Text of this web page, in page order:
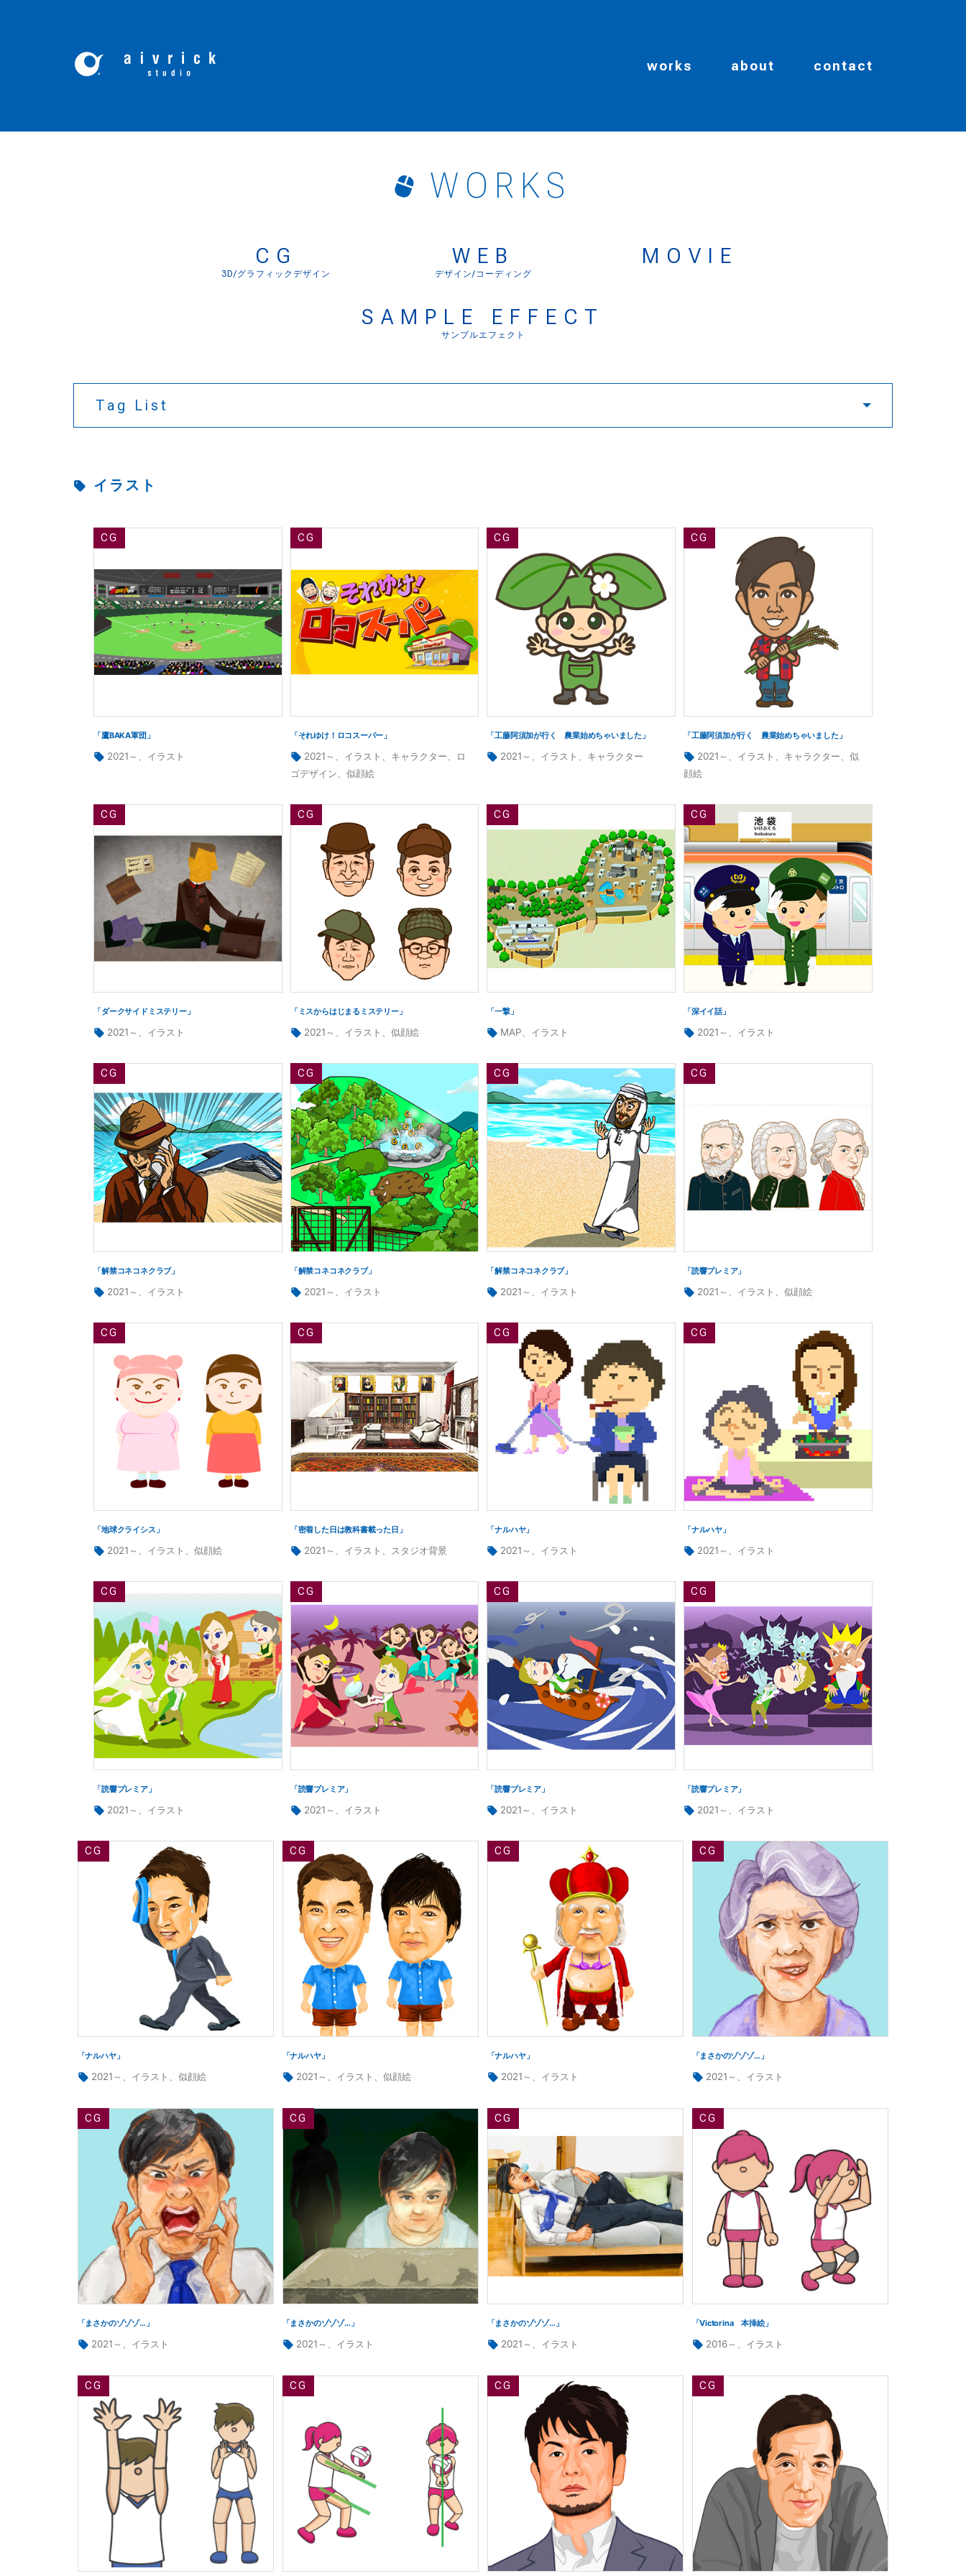
works about contact
WORKS
CG
3D/グラフィックデザイン
WEB
デザイン/コーディング
MOVIE
SAMPLE EFFECT
サンプルエフェクト
Tag List
イラスト
「鷹BAKA軍団」
タ
2021～ イラスト
「それゆけ！ロコスーパー」
タ
グ:
2021～ イラスト キャラクター
ロ
ゴデザイン
似顔絵
「工藤阿須加が行く 農業始めちゃいました」
タ
2021～ イラスト キャラクター
「工藤阿須加が行く 農業始めちゃいました」
タ
グ:
2021～ イラスト キャラクター
似
顔絵
「ダークサイドミステリー」
タ
2021～ 、 イラスト
「ミスからはじまるミステリー」
タ
2021～ 、 イラスト 、 似顔絵
「一撃」
タ
MAP、 イラスト
「深イイ話」
タ
2021～ 、 イラスト
「解禁コネコネクラブ」
タ
2021～ イラスト
「解禁コネコネクラブ」
タ
2021～ イラスト
「解禁コネコネクラブ」
タ
2021～ イラスト
「読響プレミア」
タ
2021～ イラスト 似顔絵
「地球クライシス」
タ
2021～ 、 イラスト 、似顔絵
「密着した日は教科書載った日」
タ
2021～ 、 イラスト 、 スタジオ背景
「ナルハヤ」
タ
2021～ 、 イラスト
「ナルハヤ」
タ
2021～ 、 イラスト
「読響プレミア」
タ
2021～ イラスト
「読響プレミア」
タ
2021～ イラスト
「読響プレミア」
タ
2021～ イラスト
「読響プレミア」
タ
2021～ イラスト
ー
ジ
送
り
「ナルハヤ」
タ
2021～ 、 イラスト 、 似顔絵
「ナルハヤ」
タ
2021～ 、 イラスト 、 似顔絵
「ナルハヤ」
タ
2021～ 、 イラスト
「まさかのゾゾゾ…」
タ
2021～ 、 イラスト
「まさかのゾゾゾ…」
タ
2021～ 、 イラスト
「まさかのゾゾゾ…」
タ
2021～ 、 イラスト
「まさかのゾゾゾ…」
タ
2021～ 、 イラスト
「Victorina 本挿絵」
タ
2016～ 、 イラスト